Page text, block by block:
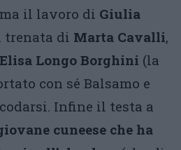
il lavoro di Giulia
trenata di Marta Cavalli,
Elisa Longo Borghini (la
con sé Balsamo e
Infine il testa a
cuneese che ha